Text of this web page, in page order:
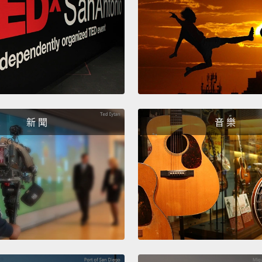
新 聞 音 樂